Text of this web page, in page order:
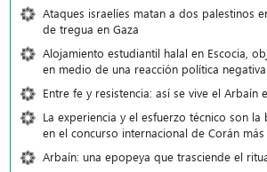
Ataques israelíes matan a dos palestinos
de tregua en Gaza
Alojamiento estudiantil halal en Escocia,
en medio de una reacción política negativa
Entre fe y resistencia: así se vive el Arbaín
La experiencia y el esfuerzo técnico son
en el concurso internacional de Corán
Arbaín: una epopeya que trasciende el